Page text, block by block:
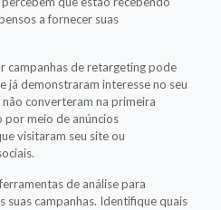
a fornecer suas
campanhas de retargeting pode
já demonstraram interesse no seu
converteram na primeira
meio de anúncios
visitaram seu site ou
de análise para
campanhas. Identifique quais